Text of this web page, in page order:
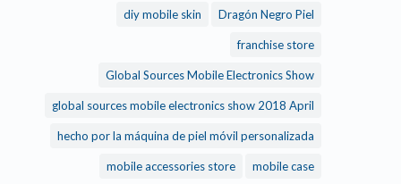
diy mobile skin Dragón Negro Piel
franchise store
Global Sources Mobile Electronics Show
global sources mobile electronics show 2018 April
hecho por la máquina de piel móvil personalizada
mobile accessories store mobile case